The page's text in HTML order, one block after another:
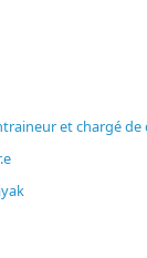
et chargé